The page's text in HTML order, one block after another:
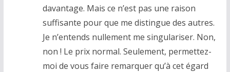
davantage. Mais ce n’est pas une raison
suffisante pour que me distingue des autres.
Je n’entends nullement me singulariser. Non,
non ! Le prix normal. Seulement, permettez-
moi de vous faire remarquer qu’à cet égard